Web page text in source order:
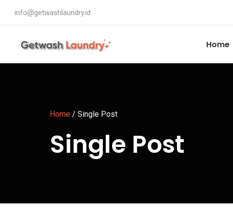
info@getwashlaundry.id
Home
Home / Single Post
Single Post